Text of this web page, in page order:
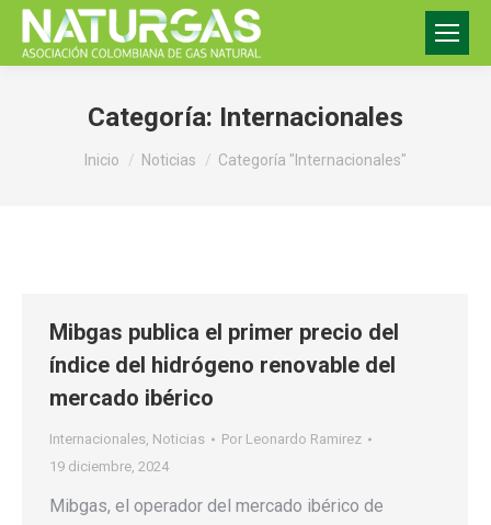
Categoría: Internacionales
Estás aquí:
Inicio Noticias Categoría "Internacionales"
Mibgas publica el primer precio del
índice del hidrógeno renovable del
mercado ibérico
Internacionales, Noticias Por Leonardo Ramirez
19 diciembre, 2024
Mibgas, el operador del mercado ibérico de